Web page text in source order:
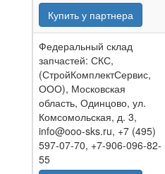
Купить у партнера
Федеральный склад
запчастей: СКС,
(СтройКомплектСервис,
ООО), Московская
область, Одинцово, ул.
Комсомольская, д. 3,
info@ooo-sks.ru, +7 (495)
597-07-70, +7-906-096-82-
55